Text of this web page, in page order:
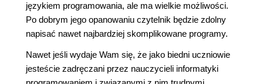
językiem programowania, ale ma wielkie możliwości.
Po dobrym jego opanowaniu czytelnik będzie zdolny
napisać nawet najbardziej skomplikowane programy.
Nawet jeśli wydaje Wam się, że jako biedni uczniowie
jesteście zadręczani przez nauczycieli informatyki